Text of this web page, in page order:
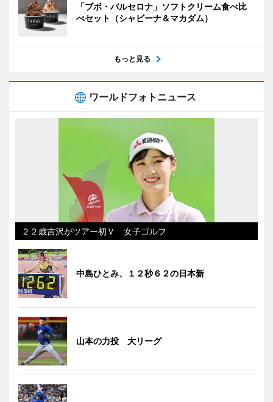
「ブボ・バルセロナ」ソフトクリーム食べ比
べセット（シャビーナ＆マカダム）
もっと見る
ワールドフォトニュース
２２歳吉沢がツアー初Ｖ 女子ゴルフ
中島ひとみ、１２秒６２の日本新
山本の力投 大リーグ